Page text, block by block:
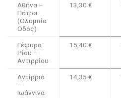
Αθήνα –
Πάτρα
(Ολυμπία
Οδός)
13,30 €
Γέφυρα
Ρίου –
Αντιρρίου
15,40 €
Αντίρριο
–
Ιωάννινα
14,35 €